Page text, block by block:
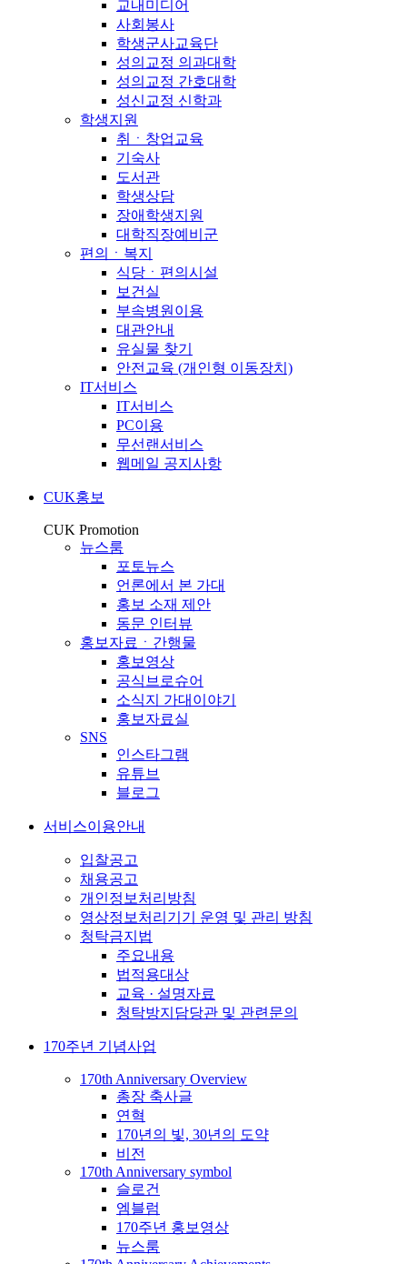
교내미디어
사회봉사
학생군사교육단
성의교정 의과대학
성의교정 간호대학
성신교정 신학과
학생지원
취ㆍ창업교육
기숙사
도서관
학생상담
장애학생지원
대학직장예비군
편의ㆍ복지
식당ㆍ편의시설
보건실
부속병원이용
대관안내
유실물 찾기
안전교육 (개인형 이동장치)
IT서비스
IT서비스
PC이용
무선랜서비스
웹메일 공지사항
CUK홍보
CUK Promotion
뉴스룸
포토뉴스
언론에서 본 가대
홍보 소재 제안
동문 인터뷰
홍보자료ㆍ간행물
홍보영상
공식브로슈어
소식지 가대이야기
홍보자료실
SNS
인스타그램
유튜브
블로그
서비스이용안내
입찰공고
채용공고
개인정보처리방침
영상정보처리기기 운영 및 관리 방침
청탁금지법
주요내용
법적용대상
교육 · 설명자료
청탁방지담당관 및 관련문의
170주년 기념사업
170th Anniversary Overview
총장 축사글
연혁
170년의 빛, 30년의 도약
비전
170th Anniversary symbol
슬로건
엠블럼
170주년 홍보영상
뉴스룸